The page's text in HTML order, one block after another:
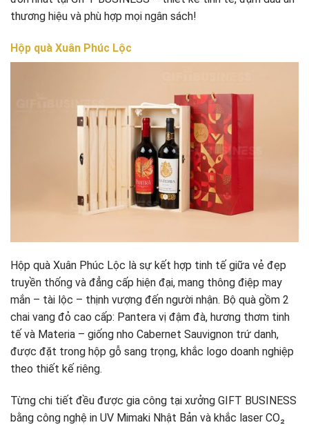
thương hiệu và phù hợp mọi ngân sách!
Hộp quà Xuân Phúc Lộc
Hộp quà Xuân Phúc Lộc là sự kết hợp tinh tế giữa vẻ đẹp
truyền thống và đẳng cấp hiện đại, mang thông điệp may
mắn – tài lộc – thịnh vượng đến người nhận. Bộ quà gồm 2
chai vang đỏ cao cấp: Pantera vị đậm đà, hương thơm tinh
tế và Materia – giống nho Cabernet Sauvignon trứ danh,
được đặt trong hộp gỗ sang trọng, khắc logo doanh nghiệp
theo thiết kế riêng.
Từng chi tiết đều được gia công tại xưởng GIFT BUSINESS
bằng công nghệ in UV Mimaki Nhật Bản và khắc laser CO₂